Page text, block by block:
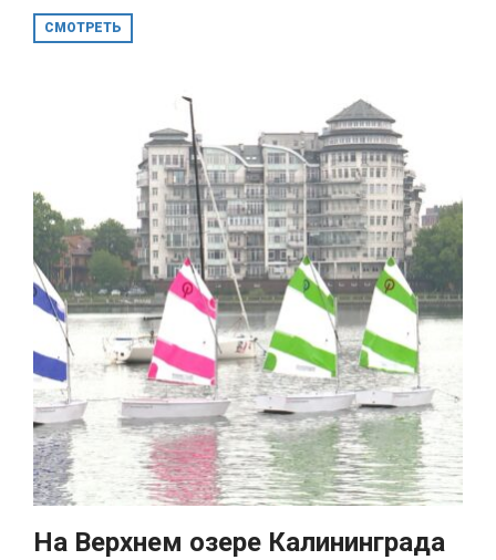
СМОТРЕТЬ
На Верхнем озере Калининграда